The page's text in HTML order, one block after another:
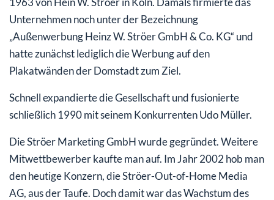
Unternehmen noch unter der Bezeichnung
„Außenwerbung Heinz W. Ströer GmbH & Co. KG“ und
hatte zunächst lediglich die Werbung auf den
Plakatwänden der Domstadt zum Ziel.
Schnell expandierte die Gesellschaft und fusionierte
schließlich 1990 mit seinem Konkurrenten Udo Müller.
Die Ströer Marketing GmbH wurde gegründet. Weitere
Mitwettbewerber kaufte man auf. Im Jahr 2002 hob man
den heutige Konzern, die Ströer-Out-of-Home Media
AG, aus der Taufe. Doch damit war das Wachstum des